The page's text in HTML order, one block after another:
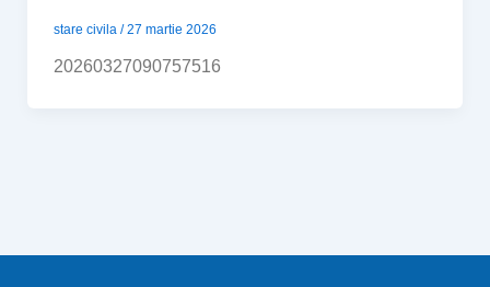
stare civila /27 martie 2026
20260327090757516